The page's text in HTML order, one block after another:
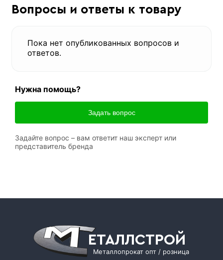
Вопросы и ответы к товару
Пока нет опубликованных вопросов и
ответов.
Нужна помощь?
Задать вопрос
Задайте вопрос – вам ответит наш эксперт или
представитель бренда
ЕТАЛЛСТРОЙ
Металлопрокат опт / розница